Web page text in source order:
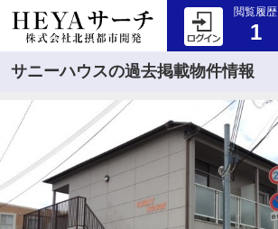
閲覧履歴
1
サニーハウスの過去掲載物件情報